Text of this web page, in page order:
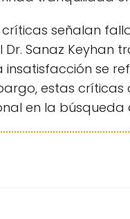
señalan
Dr. Sanaz
insatisfacción
estas
en la